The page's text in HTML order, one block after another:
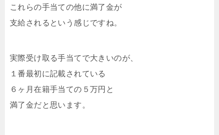
これらの手当ての他に満了金が
支給されるという感じですね。
実際受け取る手当てで大きいのが、
１番最初に記載されている
６ヶ月在籍手当ての５万円と
満了金だと思います。